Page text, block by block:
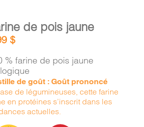
de pois jaune
$
% farine de pois jaune
de goût : Goût prononcé
de légumineuses, cette farine
en protéines s’inscrit dans les
actuelles.